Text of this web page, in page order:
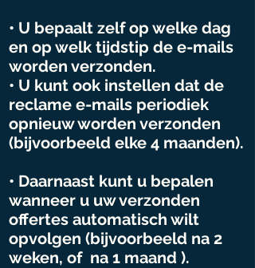
• U bepaalt zelf op welke dag
en op welk tijdstip de e-mails
worden verzonden.
• U kunt ook instellen dat de
reclame e-mails periodiek
opnieuw worden verzonden
(bijvoorbeeld elke 4 maanden).
• Daarnaast kunt u bepalen
wanneer u uw verzonden
offertes automatisch wilt
opvolgen (bijvoorbeeld na 2
weken, of na 1 maand ).